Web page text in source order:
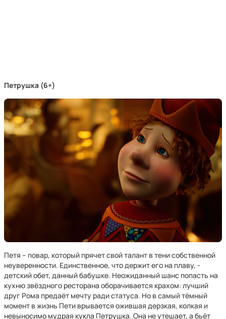
Петрушка (6+)
Петя – повар, который прячет свой талант в тени собственной
неуверенности. Единственное, что держит его на плаву, -
детский обет, данный бабушке. Неожиданный шанс попасть на
кухню звёздного ресторана оборачивается крахом: лучший
друг Рома предаёт мечту ради статуса. Но в самый тёмный
момент в жизнь Пети врывается ожившая дерзкая, колкая и
невыносимо мудрая кукла Петрушка. Она не утешает, а бьёт